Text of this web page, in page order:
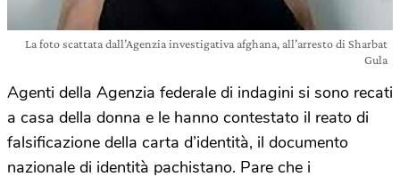
La foto scattata dall’Agenzia investigativa afghana, all’arresto di Sharbat
Gula
Agenti della Agenzia federale di indagini si sono recati
a casa della donna e le hanno contestato il reato di
falsificazione della carta d’identità, il documento
nazionale di identità pachistano. Pare che i